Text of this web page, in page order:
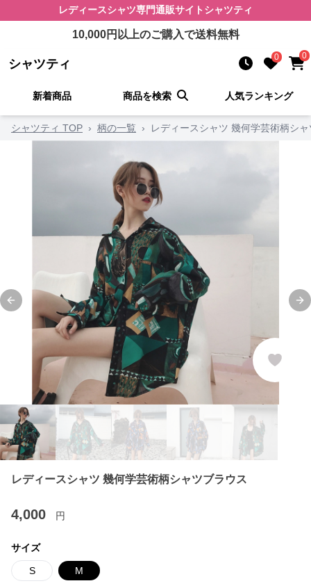
レディースシャツ専門通販サイト シャツティ
10,000円以上のご購入で送料無料
シャツティ 0 0
新着商品 商品を検索 人気ランキング
シャツティ TOP › 柄の一覧 › レディースシャツ 幾何学芸術柄シ
Previous slide
レディースシャツ 幾何学芸術柄シャツブラウス
4,000 円
サイズ
S M